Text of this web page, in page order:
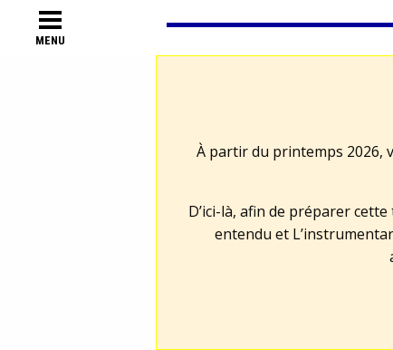
MENU
À partir du printemps 2026,
D’ici-là, afin de préparer
entendu et